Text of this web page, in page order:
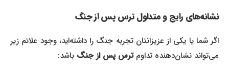
نشانه‌های رایج و متداولترس پس از جنگ
اگر شما یا یکی از عزیزانتان تجربه جنگ را داشته‌اید، وجود علائم زیر
می‌تواند نشان‌دهنده تداومترس پس از جنگباشد: